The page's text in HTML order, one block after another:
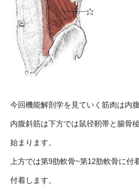
今回機能解剖学を見ていく筋肉は内腹
内腹斜筋は下方では鼠径靭帯と腸骨
始まります。
上方では第9肋軟骨~第12肋軟骨に付
付着します。